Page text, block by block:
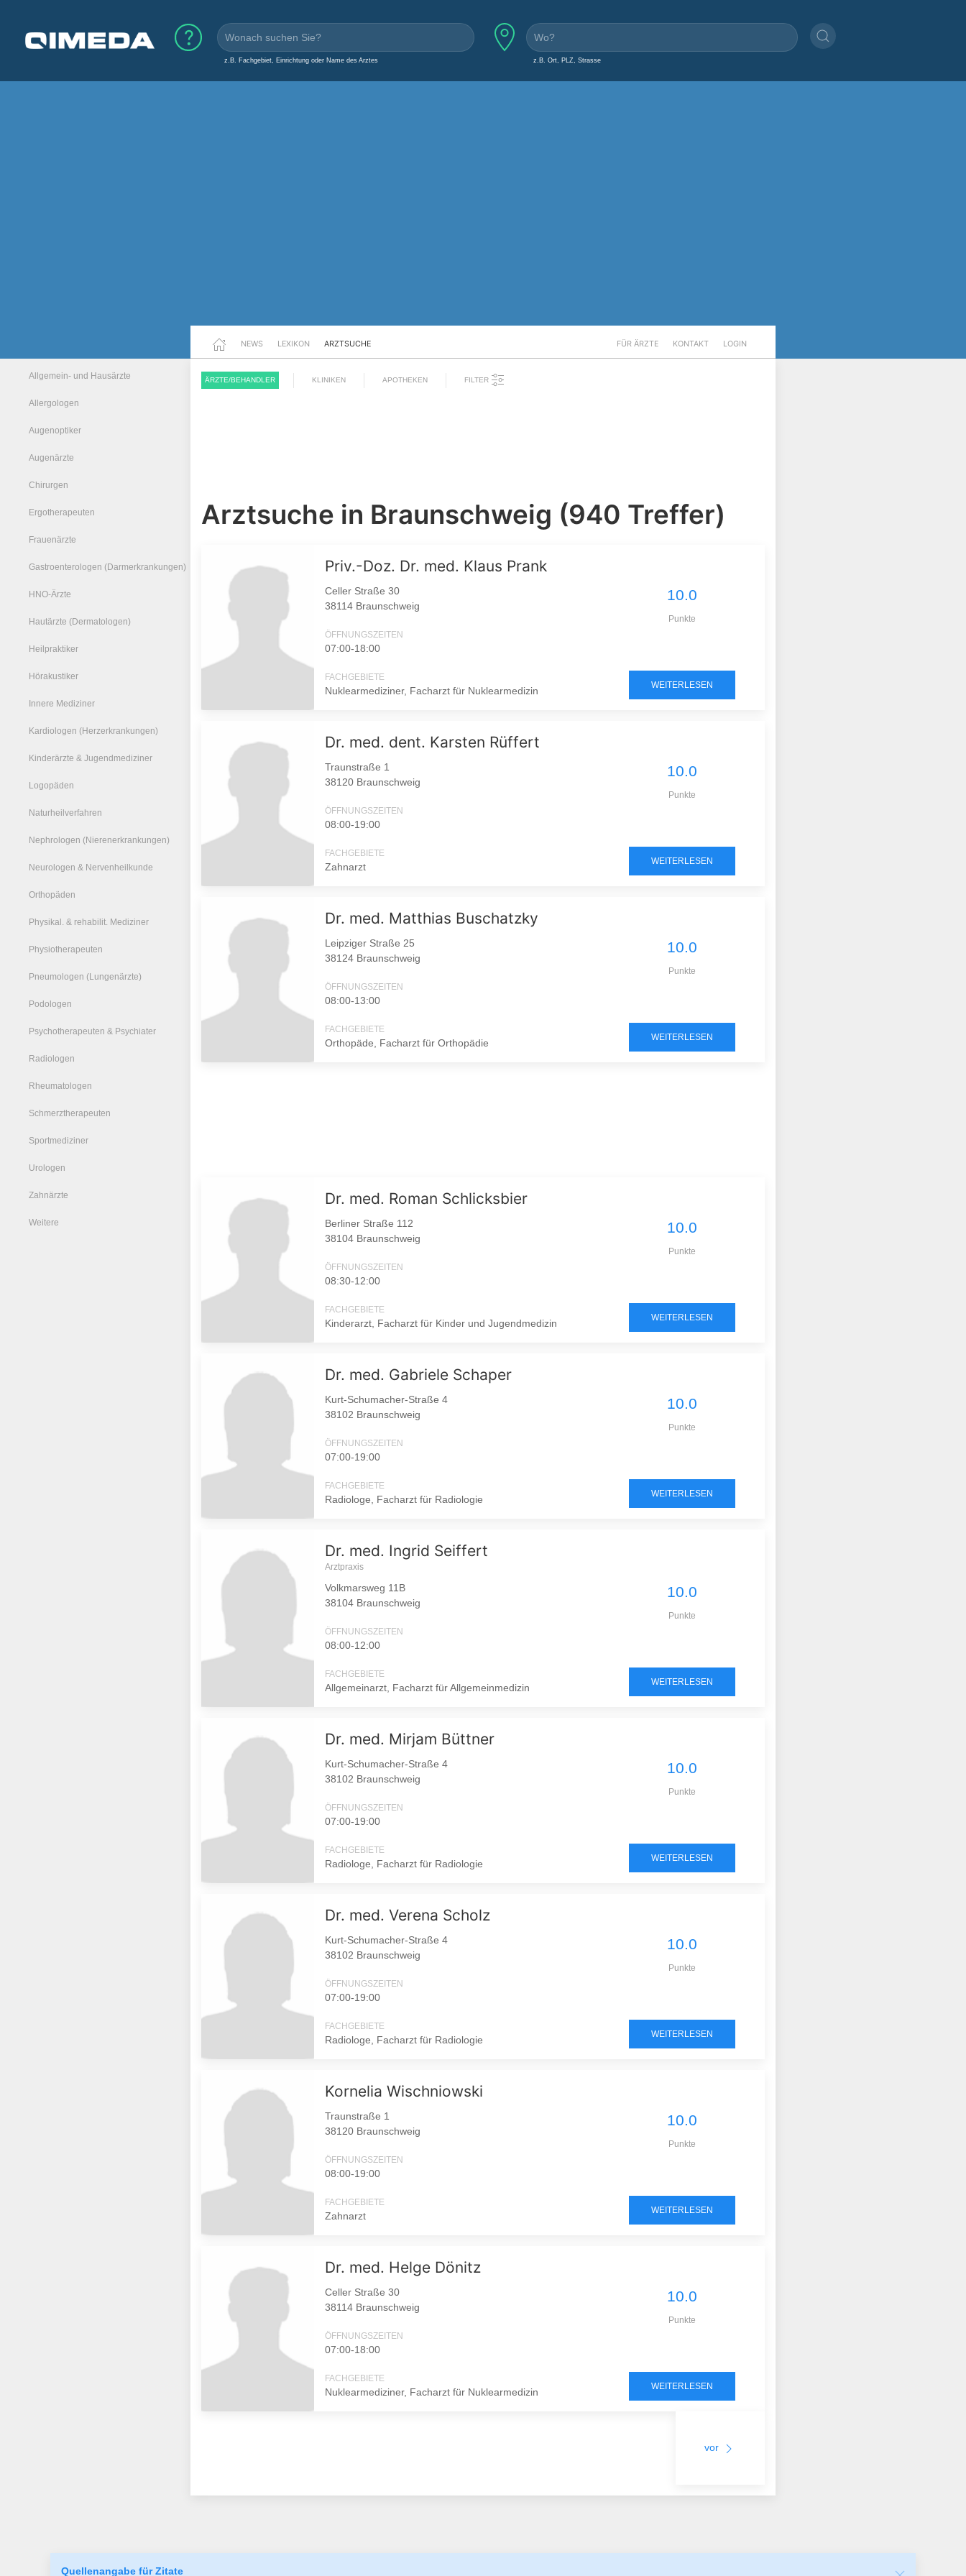
z.B. Fachgebiet, Einrichtung oder Name des Arztes z.B. Ort, PLZ, Strasse
NEWS LEXIKON ARZTSUCHE FÜR ÄRZTE KONTAKT LOGIN
Allgemein- und Hausärzte
Allergologen
Augenoptiker
Augenärzte
Chirurgen
Ergotherapeuten
Frauenärzte
Gastroenterologen (Darmerkrankungen)
HNO-Ärzte
Hautärzte (Dermatologen)
Heilpraktiker
Hörakustiker
Innere Mediziner
Kardiologen (Herzerkrankungen)
Kinderärzte & Jugendmediziner
Logopäden
Naturheilverfahren
Nephrologen (Nierenerkrankungen)
Neurologen & Nervenheilkunde
Orthopäden
Physikal. & rehabilit. Mediziner
Physiotherapeuten
Pneumologen (Lungenärzte)
Podologen
Psychotherapeuten & Psychiater
Radiologen
Rheumatologen
Schmerztherapeuten
Sportmediziner
Urologen
Zahnärzte
Weitere
ÄRZTE/BEHANDLER KLINIKEN APOTHEKEN FILTER
Arztsuche in Braunschweig (940 Treffer)
Priv.-Doz. Dr. med. Klaus Prank
Celler Straße 30
38114 Braunschweig
ÖFFNUNGSZEITEN
07:00-18:00
10.0
Punkte
FACHGEBIETE
Nuklearmediziner, Facharzt für Nuklearmedizin WEITERLESEN
Dr. med. dent. Karsten Rüffert
Traunstraße 1
38120 Braunschweig
ÖFFNUNGSZEITEN
08:00-19:00
10.0
Punkte
FACHGEBIETE
Zahnarzt WEITERLESEN
Dr. med. Matthias Buschatzky
Leipziger Straße 25
38124 Braunschweig
ÖFFNUNGSZEITEN
08:00-13:00
10.0
Punkte
FACHGEBIETE
Orthopäde, Facharzt für Orthopädie WEITERLESEN
Dr. med. Roman Schlicksbier
Berliner Straße 112
38104 Braunschweig
ÖFFNUNGSZEITEN
08:30-12:00
10.0
Punkte
FACHGEBIETE
Kinderarzt, Facharzt für Kinder und Jugendmedizin WEITERLESEN
Dr. med. Gabriele Schaper
Kurt-Schumacher-Straße 4
38102 Braunschweig
ÖFFNUNGSZEITEN
07:00-19:00
10.0
Punkte
FACHGEBIETE
Radiologe, Facharzt für Radiologie WEITERLESEN
Dr. med. Ingrid Seiffert
Arztpraxis
Volkmarsweg 11B
38104 Braunschweig
ÖFFNUNGSZEITEN
08:00-12:00
10.0
Punkte
FACHGEBIETE
Allgemeinarzt, Facharzt für Allgemeinmedizin WEITERLESEN
Dr. med. Mirjam Büttner
Kurt-Schumacher-Straße 4
38102 Braunschweig
ÖFFNUNGSZEITEN
07:00-19:00
10.0
Punkte
FACHGEBIETE
Radiologe, Facharzt für Radiologie WEITERLESEN
Dr. med. Verena Scholz
Kurt-Schumacher-Straße 4
38102 Braunschweig
ÖFFNUNGSZEITEN
07:00-19:00
10.0
Punkte
FACHGEBIETE
Radiologe, Facharzt für Radiologie WEITERLESEN
Kornelia Wischniowski
Traunstraße 1
38120 Braunschweig
ÖFFNUNGSZEITEN
08:00-19:00
10.0
Punkte
FACHGEBIETE
Zahnarzt WEITERLESEN
Dr. med. Helge Dönitz
Celler Straße 30
38114 Braunschweig
ÖFFNUNGSZEITEN
07:00-18:00
10.0
Punkte
FACHGEBIETE
Nuklearmediziner, Facharzt für Nuklearmedizin WEITERLESEN
vor
Quellenangabe für Zitate